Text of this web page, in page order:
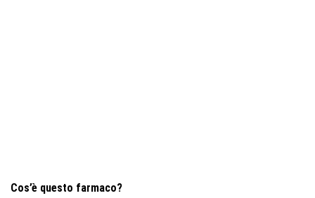
Cos’è questo farmaco?